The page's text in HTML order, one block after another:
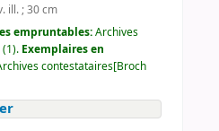
ill. ; 30 cm
empruntables:Archives
Exemplaires en
contestataires[Broch